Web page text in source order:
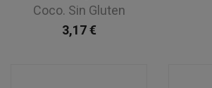
Coco. Sin Gluten
3,17€